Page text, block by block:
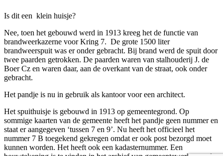
Is dit een klein huisje?
Nee, toen het gebouwd werd in 1913 kreeg het de functie van
brandweerkazerne voor Kring 7. De grote 1500 liter
brandweerspuit was er onder gebracht. Bij brand werd de spuit door
twee paarden getrokken. De paarden waren van stalhouderij J. de
Boer Cz en waren daar, aan de overkant van de straat, ook onder
gebracht.
Het pandje is nu in gebruik als kantoor voor een architect.
Het spuithuisje is gebouwd in 1913 op gemeentegrond. Op
sommige kaarten van de gemeente heeft het pandje geen nummer en
staat er aangegeven ‘tussen 7 en 9’. Nu heeft het officieel het
nummer 7 B toegekend gekregen omdat er ook post bezorgd moet
kunnen worden. Het heeft ook een kadasternummer. Een